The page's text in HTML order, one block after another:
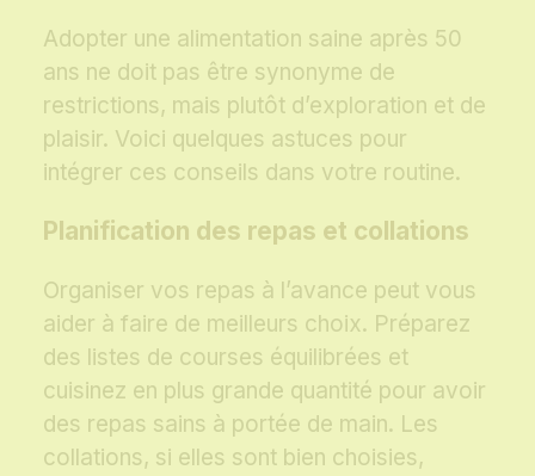
Adopter une alimentation saine après 50
ans ne doit pas être synonyme de
restrictions, mais plutôt d’exploration et de
plaisir. Voici quelques astuces pour
intégrer ces conseils dans votre routine.
Planification des repas et collations
Organiser vos repas à l’avance peut vous
aider à faire de meilleurs choix. Préparez
des listes de courses équilibrées et
cuisinez en plus grande quantité pour avoir
des repas sains à portée de main. Les
collations, si elles sont bien choisies,